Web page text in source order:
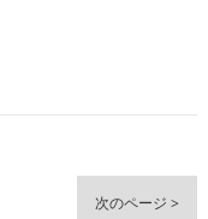
次のページ >